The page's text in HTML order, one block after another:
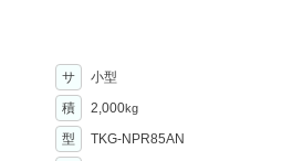
サ
小型
積 2,000kg
型
TKG-NPR85AN